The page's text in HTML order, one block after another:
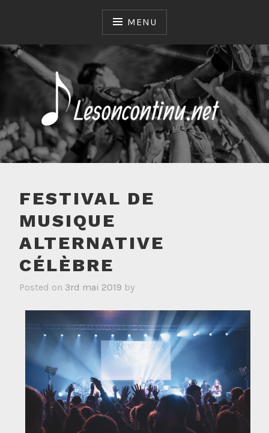
MENU
LESONCONTINU.NET
FESTIVAL DE
MUSIQUE
ALTERNATIVE
CÉLÈBRE
Posted on 3rd mai 2019 by